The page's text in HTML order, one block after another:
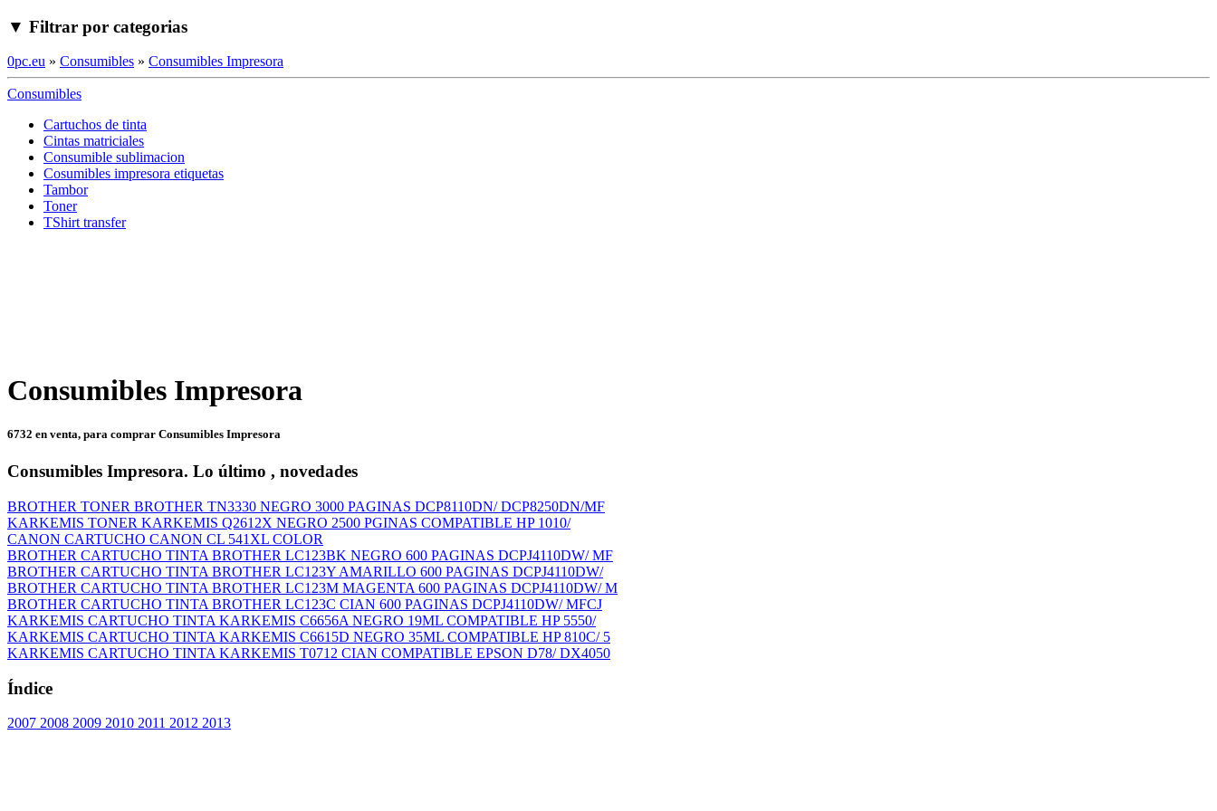
▼ Filtrar por categorias
0pc.eu » Consumibles » Consumibles Impresora
Consumibles
Cartuchos de tinta
Cintas matriciales
Consumible sublimacion
Cosumibles impresora etiquetas
Tambor
Toner
TShirt transfer
Consumibles Impresora
6732 en venta, para comprar Consumibles Impresora
Consumibles Impresora. Lo último , novedades
BROTHER TONER BROTHER TN3330 NEGRO 3000 PAGINAS DCP8110DN/ DCP8250DN/MF
KARKEMIS TONER KARKEMIS Q2612X NEGRO 2500 PGINAS COMPATIBLE HP 1010/
CANON CARTUCHO CANON CL 541XL COLOR
BROTHER CARTUCHO TINTA BROTHER LC123BK NEGRO 600 PAGINAS DCPJ4110DW/ MF
BROTHER CARTUCHO TINTA BROTHER LC123Y AMARILLO 600 PAGINAS DCPJ4110DW/
BROTHER CARTUCHO TINTA BROTHER LC123M MAGENTA 600 PAGINAS DCPJ4110DW/ M
BROTHER CARTUCHO TINTA BROTHER LC123C CIAN 600 PAGINAS DCPJ4110DW/ MFCJ
KARKEMIS CARTUCHO TINTA KARKEMIS C6656A NEGRO 19ML COMPATIBLE HP 5550/
KARKEMIS CARTUCHO TINTA KARKEMIS C6615D NEGRO 35ML COMPATIBLE HP 810C/ 5
KARKEMIS CARTUCHO TINTA KARKEMIS T0712 CIAN COMPATIBLE EPSON D78/ DX4050
Índice
2007 2008 2009 2010 2011 2012 2013